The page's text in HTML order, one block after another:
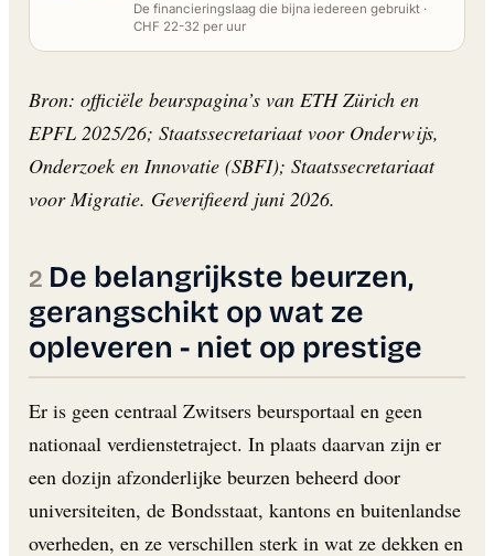
De financieringslaag die bijna iedereen gebruikt ·
CHF 22-32 per uur
Bron: officiële beurspagina’s van ETH Zürich en
EPFL 2025/26; Staatssecretariaat voor Onderwijs,
Onderzoek en Innovatie (SBFI); Staatssecretariaat
voor Migratie. Geverifieerd juni 2026.
De belangrijkste beurzen,
gerangschikt op wat ze
opleveren - niet op prestige
Er is geen centraal Zwitsers beursportaal en geen
nationaal verdienstetraject. In plaats daarvan zijn er
een dozijn afzonderlijke beurzen beheerd door
universiteiten, de Bondsstaat, kantons en buitenlandse
overheden, en ze verschillen sterk in wat ze dekken en